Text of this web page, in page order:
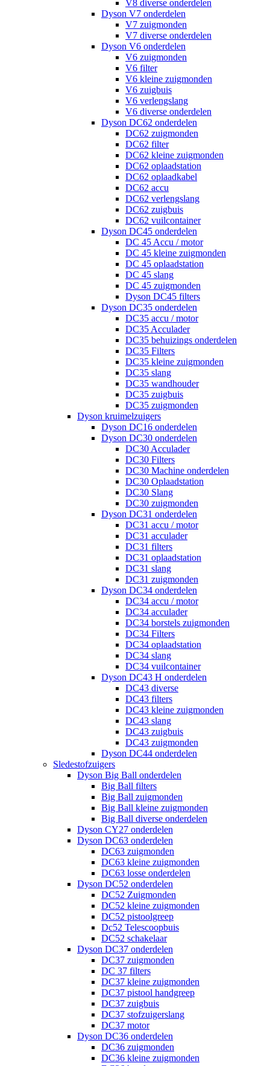
V8 diverse onderdelen
Dyson V7 onderdelen
V7 zuigmonden
V7 diverse onderdelen
Dyson V6 onderdelen
V6 zuigmonden
V6 filter
V6 kleine zuigmonden
V6 zuigbuis
V6 verlengslang
V6 diverse onderdelen
Dyson DC62 onderdelen
DC62 zuigmonden
DC62 filter
DC62 kleine zuigmonden
DC62 oplaadstation
DC62 oplaadkabel
DC62 accu
DC62 verlengslang
DC62 zuigbuis
DC62 vuilcontainer
Dyson DC45 onderdelen
DC 45 Accu / motor
DC 45 kleine zuigmonden
DC 45 oplaadstation
DC 45 slang
DC 45 zuigmonden
Dyson DC45 filters
Dyson DC35 onderdelen
DC35 accu / motor
DC35 Acculader
DC35 behuizings onderdelen
DC35 Filters
DC35 kleine zuigmonden
DC35 slang
DC35 wandhouder
DC35 zuigbuis
DC35 zuigmonden
Dyson kruimelzuigers
Dyson DC16 onderdelen
Dyson DC30 onderdelen
DC30 Acculader
DC30 Filters
DC30 Machine onderdelen
DC30 Oplaadstation
DC30 Slang
DC30 zuigmonden
Dyson DC31 onderdelen
DC31 accu / motor
DC31 acculader
DC31 filters
DC31 oplaadstation
DC31 slang
DC31 zuigmonden
Dyson DC34 onderdelen
DC34 accu / motor
DC34 acculader
DC34 borstels zuigmonden
DC34 Filters
DC34 oplaadstation
DC34 slang
DC34 vuilcontainer
Dyson DC43 H onderdelen
DC43 diverse
DC43 filters
DC43 kleine zuigmonden
DC43 slang
DC43 zuigbuis
DC43 zuigmonden
Dyson DC44 onderdelen
Sledestofzuigers
Dyson Big Ball onderdelen
Big Ball filters
Big Ball zuigmonden
Big Ball kleine zuigmonden
Big Ball diverse onderdelen
Dyson CY27 onderdelen
Dyson DC63 onderdelen
DC63 zuigmonden
DC63 kleine zuigmonden
DC63 losse onderdelen
Dyson DC52 onderdelen
DC52 Zuigmonden
DC52 kleine zuigmonden
DC52 pistoolgreep
Dc52 Telescoopbuis
DC52 schakelaar
Dyson DC37 onderdelen
DC37 zuigmonden
DC 37 filters
DC37 kleine zuigmonden
DC37 pistool handgreep
DC37 zuigbuis
DC37 stofzuigerslang
DC37 motor
Dyson DC36 onderdelen
DC36 zuigmonden
DC36 kleine zuigmonden